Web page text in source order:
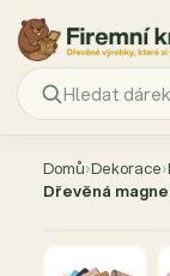
obsah
Domů›Dekorace›
Dřevěná